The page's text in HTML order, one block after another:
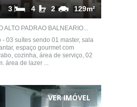
129m²
2
4
3
ALTO PADRAO BALNEARIO...
03 suítes sendo 01 master, sala
espaço gourmet com
cozinha, área de serviço, 02
área de lazer ...
VER IMÓVEL